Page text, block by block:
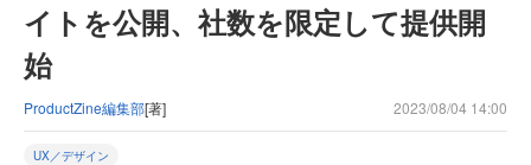
イトを公開、社数を限定して提供開
始
ProductZine編集部[著] 2023/08/04 14:00
UX／デザイン